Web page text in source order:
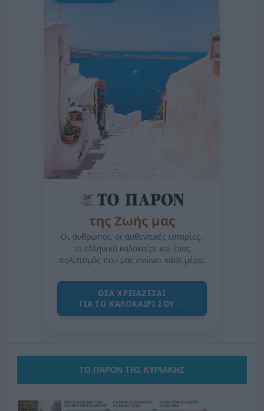
της Ζωής μας
Οι άνθρωποι, οι αυθεντικές ιστορίες,
το ελληνικό καλοκαίρι και ένας
πολιτισμός που μας ενώνει κάθε μέρα.
ΟΣΑ ΧΡΕΙΑΖΕΣΑΙ
ΓΙΑ ΤΟ ΚΑΛΟΚΑΙΡΙ ΣΟΥ →
ΤΟ ΠΑΡΟΝ ΤΗΣ ΚΥΡΙΑΚΗΣ